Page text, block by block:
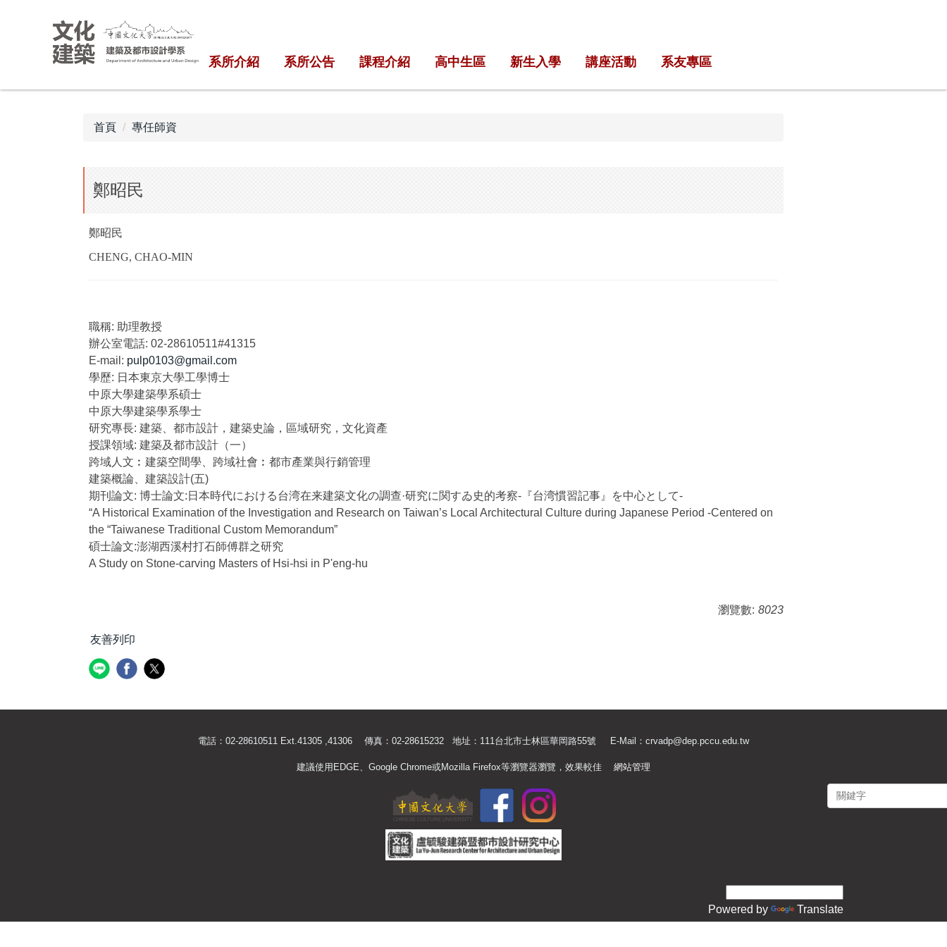
系所介紹 系所公告 課程介紹 高中生區 新生入學 講座活動 系友專區
首頁 專任師資
鄭昭民
鄭昭民
CHENG, CHAO-MIN
職稱: 助理教授
辦公室電話: 02-28610511#41315
E-mail: pulp0103@gmail.com
學歷: 日本東京大學工學博士
中原大學建築學系碩士
中原大學建築學系學士
研究專長: 建築、都市設計，建築史論，區域研究，文化資產
授課領域: 建築及都市設計（一）
跨域人文︰建築空間學、跨域社會︰都市產業與行銷管理
建築概論、建築設計(五)
期刊論文: 博士論文:日本時代における台湾在来建築文化の調查·研究に関すゐ史的考察-『台湾慣習記事』を中心として-
“A Historical Examination of the Investigation and Research on Taiwan’s Local Architectural Culture during Japanese Period -Centered on
the “Taiwanese Traditional Custom Memorandum”
碩士論文:澎湖西溪村打石師傅群之研究
A Study on Stone-carving Masters of Hsi-hsi in P'eng-hu
瀏覽數: 8023
友善列印
電話：02-28610511 Ext.41305 ,41306 傳真：02-28615232 地址：111台北市士林區華岡路55號 E-Mail： crvadp@dep.pccu.edu.tw
建議使用EDGE、Google Chrome或Mozilla Firefox等瀏覽器瀏覽，效果較佳 網站管理
Powered by Translate